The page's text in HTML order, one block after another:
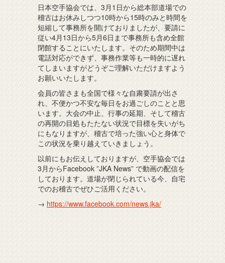
日本空手協会では、3月1日から総本部道場での
稽古はお休みしつつ10時から15時のみと時間を
短縮して事務所を開けておりましたが、要請に
従い4月13日から5月6日まで事務所も含め全館
閉館することにいたします。そのため期間中は
電話対応ができず、事務作業等も一時的に遅れ
てしまいますがどうぞご理解いただけますよう
お願いいたします。
会員の皆さまも全国で様々な自粛要請が出さ
れ、不便かつ不安な毎日をお過ごしのことと思
います。大会の中止、行事の延期、そして稽古
の再開の目処もたたない状況で目標を失いがち
にもなりますが、稽古で培った強い心と身体で
この状況を乗り越えていきましょう。
以前にもお伝えしておりますが、空手協会では
3月からFacebook ”JKA News” で動画の配信を
しております。道場が閉じられている今、自宅
でのお稽古でぜひご活用ください。
→ https://www.facebook.com/news.jka/